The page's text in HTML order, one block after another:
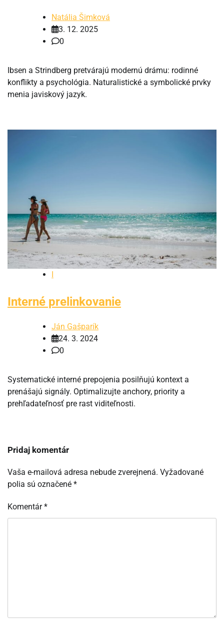
Natália Šimková
3. 12. 2025
0
Ibsen a Strindberg pretvárajú modernú drámu: rodinné
konflikty a psychológia. Naturalistické a symbolické prvky
menia javiskový jazyk.
Interné prelinkovanie
Ján Gašparík
24. 3. 2024
0
Systematické interné prepojenia posilňujú kontext a
prenášajú signály. Optimalizujte anchory, priority a
prehľadateľnosť pre rast viditeľnosti.
Pridaj komentár
Vaša e-mailová adresa nebude zverejnená. Vyžadované
polia sú označené *
Komentár*